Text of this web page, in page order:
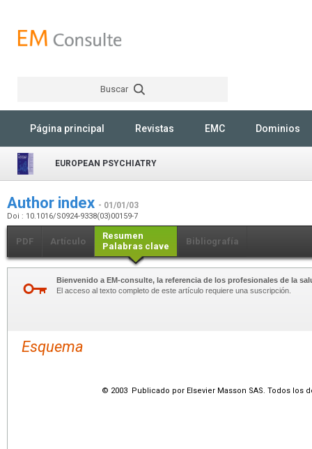
Buscar
Página principal Revistas EMC Dominios
EUROPEAN PSYCHIATRY
Author index - 01/01/03
Doi : 10.1016/S0924-9338(03)00159-7
PDF Artículo
Resumen
Palabras clave
Bibliografía
Bienvenido a EM-consulte, la referencia de los profesionales de la
El acceso al texto completo de este artículo requiere una suscripción.
Esquema
© 2003 Publicado por Elsevier Masson SAS. Todos los